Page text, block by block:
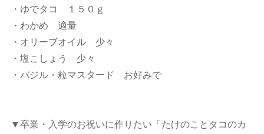
・ゆでタコ １５０ｇ
・わかめ 適量
・オリーブオイル 少々
・塩こしょう 少々
・バジル・粒マスタード お好みで
▼卒業・入学のお祝いに作りたい「たけのことタコのカ